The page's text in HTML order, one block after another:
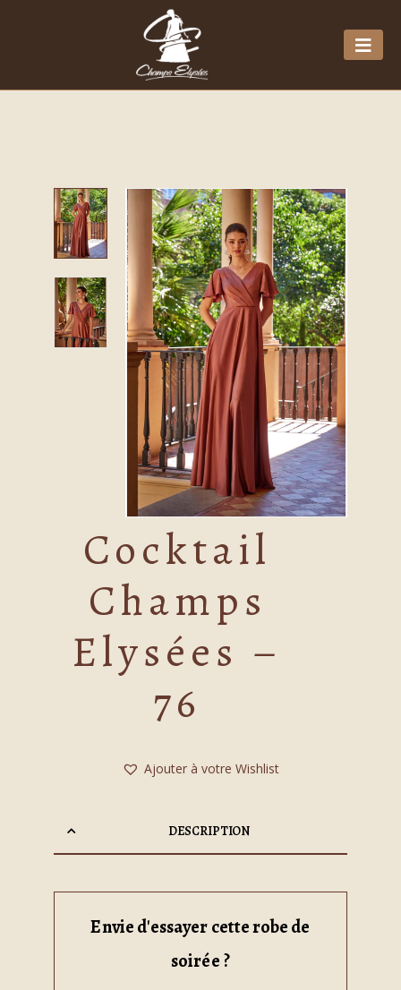
Cocktail
Champs
Elysées –
76
Ajouter à votre Wishlist
DESCRIPTION
Envie d'essayer cette robe de
soirée ?